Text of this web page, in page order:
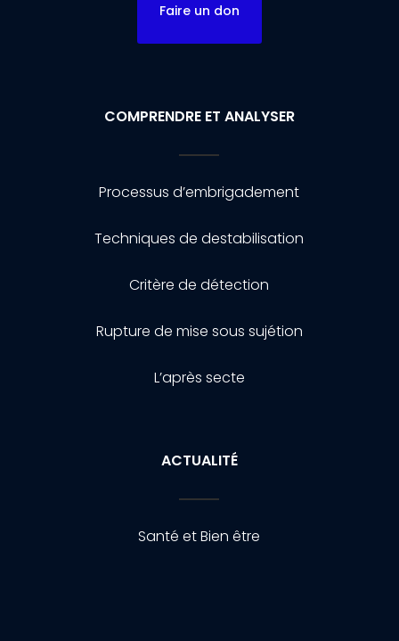
Faire un don
COMPRENDRE ET ANALYSER
Processus d’embrigadement
Techniques de destabilisation
Critère de détection
Rupture de mise sous sujétion
L’après secte
ACTUALITÉ
Santé et Bien être